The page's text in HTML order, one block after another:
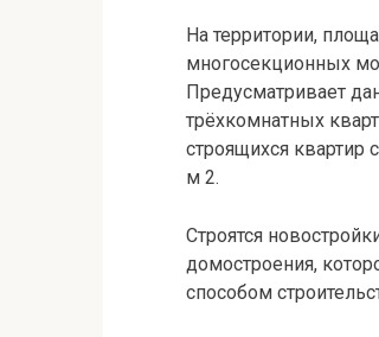
На территории,
многосекционных
Предусматривает
трёхкомнатных
строящихся квартир
м 2.
Строятся
домостроения,
способом